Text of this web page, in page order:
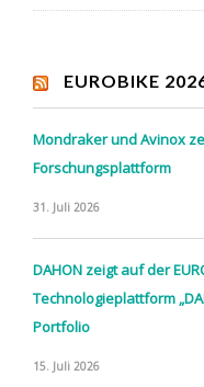
EUROBIKE
Mondraker und Avinox
Forschungsplattform
31. Juli 2026
DAHON zeigt auf der
Technologieplattform
Portfolio
15. Juli 2026